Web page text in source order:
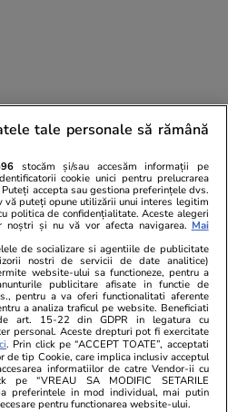
tale personale să rămână
stocăm și/sau accesăm informații pe
cookie unici pentru prelucrarea
accepta sau gestiona preferințele dvs.
vă puteți opune utilizării unui interes legitim
politica de confidențialitate. Aceste alegeri
noștri și nu vă vor afecta navigarea. Mai
de socializare si agentiile de publicitate
nostri de servicii de date analitice)
website-ului sa functioneze, pentru a
publicitare afisate in functie de
pentru a va oferi functionalitati aferente
a analiza traficul pe website. Beneficiati
art. 15-22 din GDPR in legatura cu
personal. Aceste drepturi pot fi exercitate
. Prin click pe “ACCEPT TOATE”, acceptati
de tip Cookie, care implica inclusiv acceptul
informatiilor de catre Vendor-ii cu
pe “VREAU SA MODIFIC SETARILE
preferintele in mod individual, mai putin
pentru functionarea website-ului.